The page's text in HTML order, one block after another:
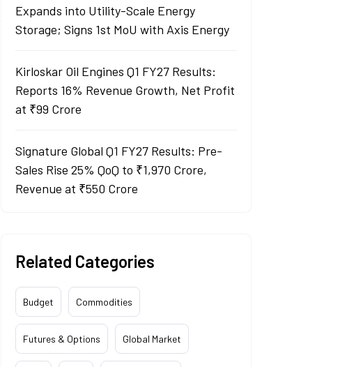
Expands into Utility-Scale Energy
Storage; Signs 1st MoU with Axis Energy
Kirloskar Oil Engines Q1 FY27 Results:
Reports 16% Revenue Growth, Net Profit
at ₹99 Crore
Signature Global Q1 FY27 Results: Pre-
Sales Rise 25% QoQ to ₹1,970 Crore,
Revenue at ₹550 Crore
Related Categories
Budget Commodities
Futures & Options Global Market